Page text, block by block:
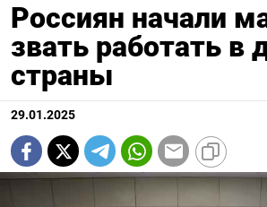
Россиян начали
звать работать в
страны
29.01.2025